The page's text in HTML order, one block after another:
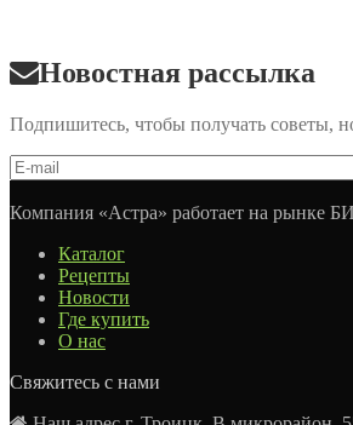
Новостная рассылка
Подпишитесь, чтобы получать советы,
Компания «Астра» работает на рынке
Каталог
Рецепты
Новости
Где купить
О нас
Свяжитесь с нами